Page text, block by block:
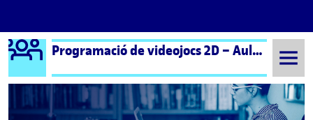
Saltar al contenido
Logo Ágora Programació de videojocs 2D – Aula 1 | Programación de videojuegos 2D – Aula 1